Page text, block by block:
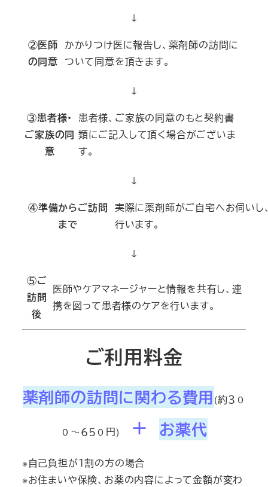
↓
②医師
の同意
かかりつけ医に報告し、薬剤師の訪問に
ついて同意を頂きます。
↓
③患者様・
ご家族の同
意
患者様、ご家族の同意のもと契約書
類にご記入して頂く場合がございま
す。
↓
④準備からご訪問
まで
実際に薬剤師がご自宅へお伺い
行います。
↓
⑤ご
訪問
後
医師やケアマネージャーと情報を共有し、連
携を図って患者様のケアを行います。
ご利用料金
薬剤師の訪問に関わる費用(約３０
０～６５０円) ＋ お薬代
※自己負担が１割の方の場合
※お住まいや保険、お薬の内容によって金額が変わ